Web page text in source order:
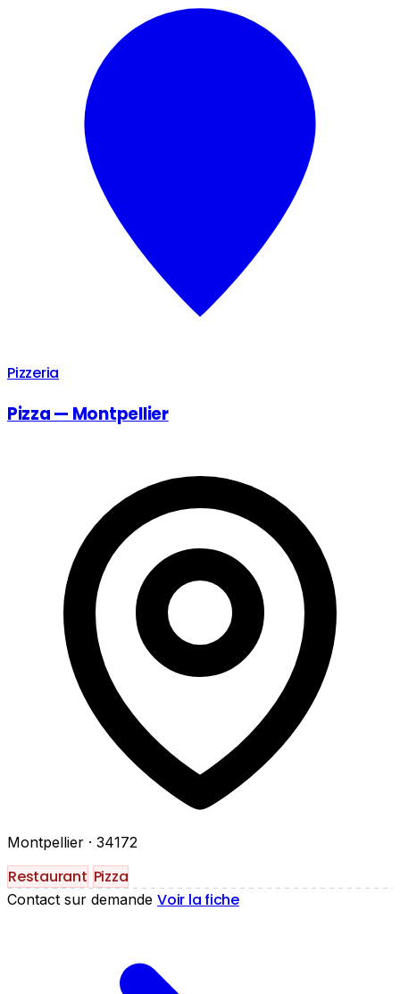
Pizzeria
Pizza — Montpellier
Montpellier · 34172
Restaurant Pizza
Contact sur demande Voir la fiche